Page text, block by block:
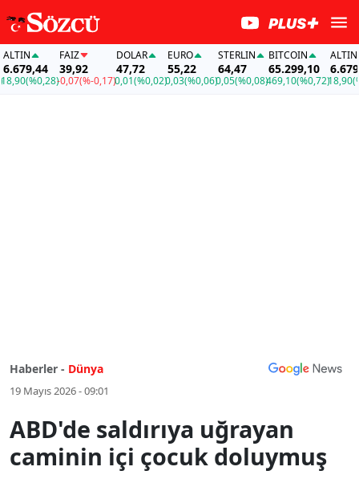
(%0,28)
FAİZ
39,92
-0,07(%-0,17)
DOLAR
47,72
0,01(%0,02)
EURO
55,22
0,03(%0,06)
STERLIN
64,47
0,05(%0,08)
BITCOIN
65.299,10
469,10(%0,72)
ALTIN
18,90
Haberler - Dünya
19 Mayıs 2026 - 09:01
ABD'de saldırıya uğrayan
caminin içi çocuk doluymuş